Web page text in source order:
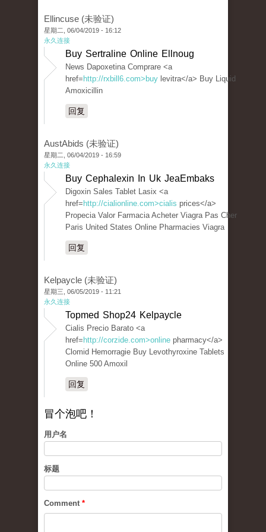
Ellincuse (未验证)
星期二, 06/04/2019 - 16:12
永久连接
Buy Sertraline Online Ellnoug
News Dapoxetina Comprare <a
href= http://rxbill6.com>buy levitra</a> Buy Liquid
Amoxicillin
回复
AustAbids (未验证)
星期二, 06/04/2019 - 16:59
永久连接
Buy Cephalexin In Uk JeaEmbaks
Digoxin Sales Tablet Lasix <a
href= http://cialionline.com>cialis prices</a>
Propecia Valor Farmacia Acheter Viagra Pas Cher
Paris United States Online Pharmacies Viagra
回复
Kelpaycle (未验证)
星期三, 06/05/2019 - 11:21
永久连接
Topmed Shop24 Kelpaycle
Cialis Precio Barato <a
href= http://corzide.com>online pharmacy</a>
Clomid Hemorragie Buy Levothyroxine Tablets
Online 500 Amoxil
回复
冒个泡吧！
用户名
标题
Comment *